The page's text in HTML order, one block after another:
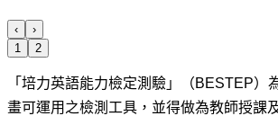
‹
›
1
2
「培力英語能力檢定測驗」（BESTEP）
畫可運用之檢測工具，並得做為教師授課